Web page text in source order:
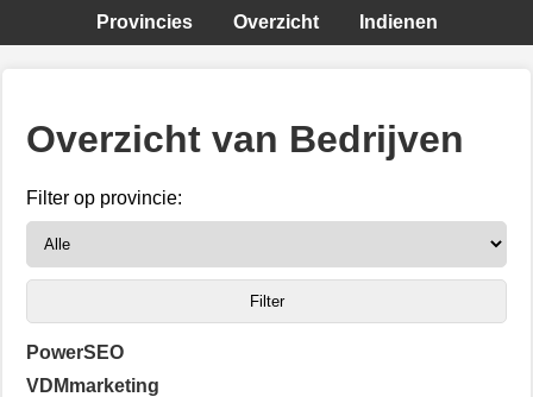
Provincies Overzicht Indienen
Overzicht van Bedrijven
Filter op provincie:
PowerSEO
VDMmarketing